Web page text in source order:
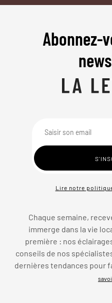
Abonnez-
Lire notre
Chaque semaine,
immerge dans la vie
première : nos
conseils de nos
dernières tendances pour